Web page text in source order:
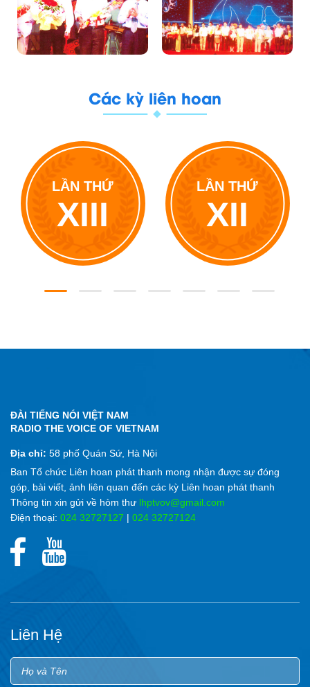
Các kỳ liên hoan
LẦN THỨ
XIII
LẦN THỨ
XII
ĐÀI TIẾNG NÓI VIỆT NAM
RADIO THE VOICE OF VIETNAM
Địa chỉ: 58 phố Quán Sứ, Hà Nội
Ban Tổ chức Liên hoan phát thanh mong nhận được sự đóng
góp, bài viết, ảnh liên quan đến các kỳ Liên hoan phát thanh
Thông tin xin gửi về hòm thư lhptvov@gmail.com
Điện thoại: 024 32727127 | 024 32727124
Liên Hệ